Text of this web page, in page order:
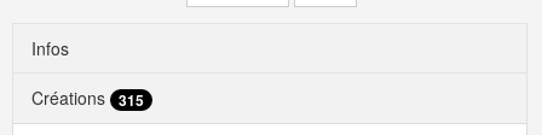
Infos
Créations 315